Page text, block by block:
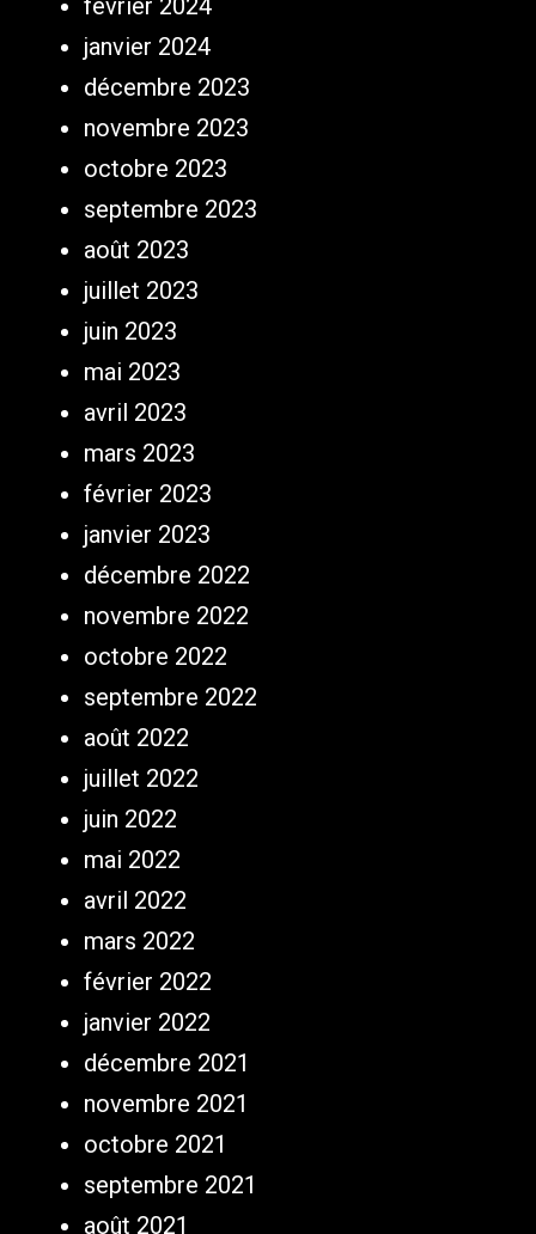
février 2024
janvier 2024
décembre 2023
novembre 2023
octobre 2023
septembre 2023
août 2023
juillet 2023
juin 2023
mai 2023
avril 2023
mars 2023
février 2023
janvier 2023
décembre 2022
novembre 2022
octobre 2022
septembre 2022
août 2022
juillet 2022
juin 2022
mai 2022
avril 2022
mars 2022
février 2022
janvier 2022
décembre 2021
novembre 2021
octobre 2021
septembre 2021
août 2021